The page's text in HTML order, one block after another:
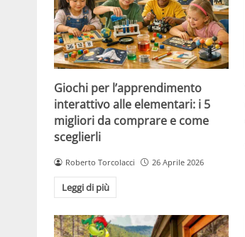
Giochi per l’apprendimento
interattivo alle elementari: i 5
migliori da comprare e come
sceglierli
Roberto Torcolacci 26 Aprile 2026
Leggi di più